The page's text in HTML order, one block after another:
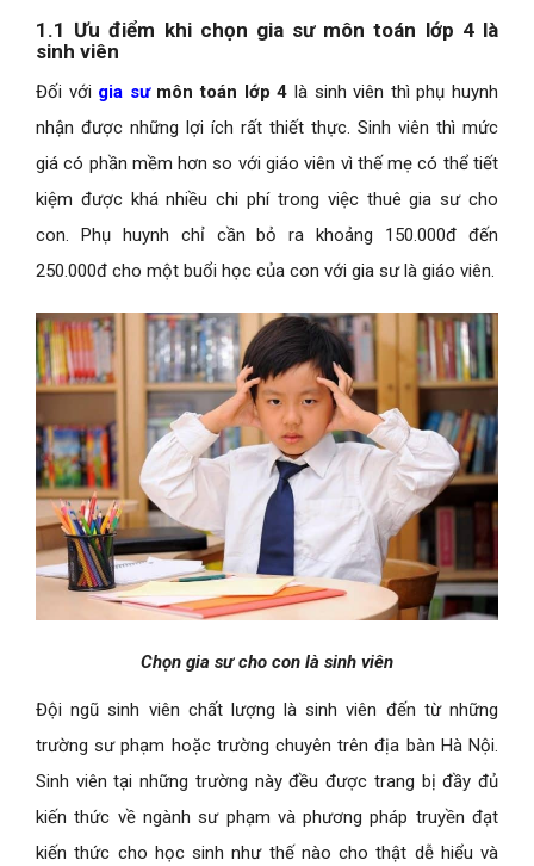
1.1 Ưu điểm khi chọn gia sư môn toán lớp 4 là
sinh viên
Đối với gia sưmôn toán lớp 4 là sinh viên thì phụ huynh
nhận được những lợi ích rất thiết thực. Sinh viên thì mức
giá có phần mềm hơn so với giáo viên vì thế mẹ có thể tiết
kiệm được khá nhiều chi phí trong việc thuê gia sư cho
con. Phụ huynh chỉ cần bỏ ra khoảng 150.000đ đến
250.000đ cho một buổi học của con với gia sư là giáo viên.
Chọn gia sư cho con là sinh viên
Đội ngũ sinh viên chất lượng là sinh viên đến từ những
trường sư phạm hoặc trường chuyên trên địa bàn Hà Nội.
Sinh viên tại những trường này đều được trang bị đầy đủ
kiến thức về ngành sư phạm và phương pháp truyền đạt
kiến thức cho học sinh như thế nào cho thật dễ hiểu và